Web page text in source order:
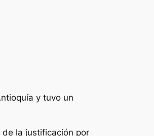
y tuvo un
la justificación por